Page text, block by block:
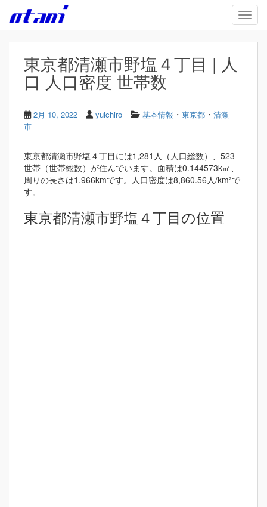
Skip to main content
東京都清瀬市野塩４丁目 | 人
口 人口密度 世帯数
2月 10, 2022 yuichiro 基本情報 ・ 東京都 ・ 清瀬
市
東京都清瀬市野塩４丁目には1,281人（人口総数）、523
世帯（世帯総数）が住んでいます。面積は0.144573k㎡、
周りの長さは1.966kmです。人口密度は8,860.56人/km²で
す。
東京都清瀬市野塩４丁目の位置